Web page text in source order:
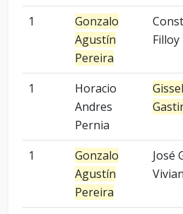
1
Gonzalo
Agustín
Pereira
Filloy
1
Horacio
Andres
Pernia
1
Gonzalo
Agustín
Pereira
José